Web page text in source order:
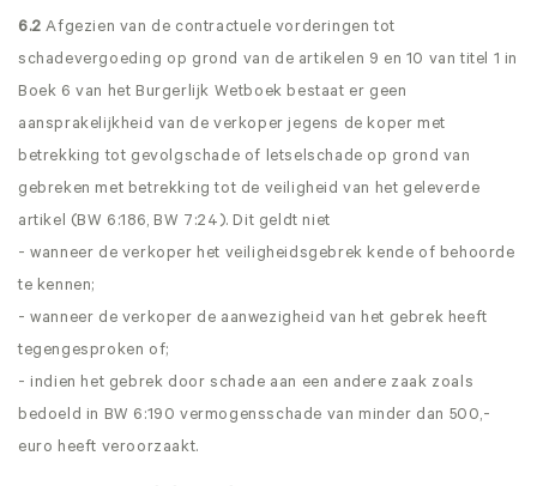
6.2 Afgezien van de contractuele vorderingen tot
schadevergoeding op grond van de artikelen 9 en 10 van titel 1 in
Boek 6 van het Burgerlijk Wetboek bestaat er geen
aansprakelijkheid van de verkoper jegens de koper met
betrekking tot gevolgschade of letselschade op grond van
gebreken met betrekking tot de veiligheid van het geleverde
artikel (BW 6:186, BW 7:24). Dit geldt niet
- wanneer de verkoper het veiligheidsgebrek kende of behoorde
te kennen;
- wanneer de verkoper de aanwezigheid van het gebrek heeft
tegengesproken of;
- indien het gebrek door schade aan een andere zaak zoals
bedoeld in BW 6:190 vermogensschade van minder dan 500,-
euro heeft veroorzaakt.